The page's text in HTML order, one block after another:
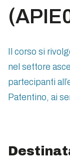
Il corso si
nel settore
partecipanti
Patentino, ai